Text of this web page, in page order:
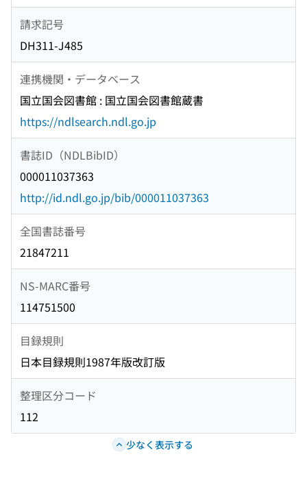
請求記号
DH311-J485
連携機関・データベース
国立国会図書館 : 国立国会図書館蔵書
https://ndlsearch.ndl.go.jp
書誌ID（NDLBibID）
000011037363
http://id.ndl.go.jp/bib/000011037363
全国書誌番号
21847211
NS-MARC番号
114751500
目録規則
日本目録規則1987年版改訂版
整理区分コード
112
少なく表示する